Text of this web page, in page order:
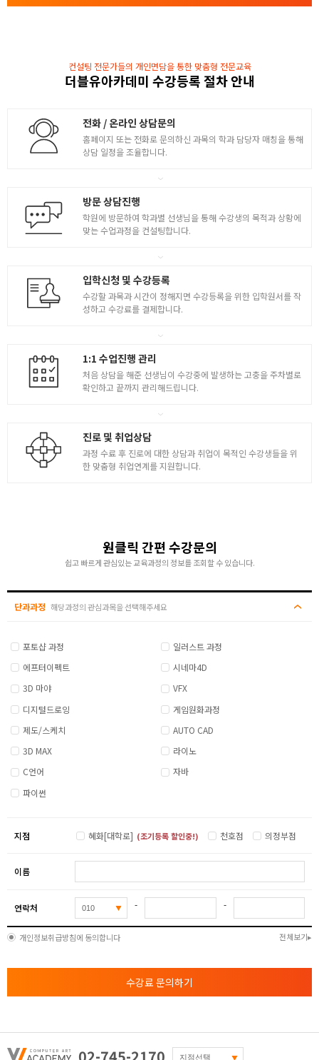
- 명화 연구, 색체 연구
[ 색채 시각적 규칙성 ]
- 캐릭터의 메인컬러 서브컬러 포인트컬러
( LOL 오버워치 애니컬러연구 )
[ 캐릭터의 메인컬러 서브컬러 포인트컬러 ]
- 반실사 실사장르의 컨셉의 컬러 연구
4
게임캐릭터 창작 1
- 누드바디 커스터마이징
- 창작을 위한 마인드맵 자료수집 레퍼런스의 과정
[ 컨셉캐릭터란? ]
- 직업과 역할의 정보가 담겨있는 컨셉아트
[ 창작의필수요건 ]
- 정보와 자료 수집
- 직업과 역할의 정보가 담겨있는 컨셉아트
- 러프 썸네일 진행 아이디어스케치
- 게임캐릭터 창작 ( 게임캐릭터의 세계관부여 )
- 각 게임사별 캐릭터 스타일의 연구 및 반영
게임캐릭터 창작 2
- 게임캐릭터의 아이템
- 의상 스케치 선정리 레이어정리 기본 명암흐름 세팅
- 러프 베리에이션 / 게임캐릭터 설계도 만들기
- 캐릭터 디자인 디퓨즈컬러링
( 베리에이션 이후 2개 이상의 컨셉 스케치 제작 )
( 정면 / 정측면 / 측면 / 뒷면 )
- 실루엣 드로잉으로 현재 캐릭터의 존재감 체크
- 바디 의상 분리 후 작업 진행
- 의상컬러링 디테일 전체적인 완성을 위한 작업
- 창작캐릭터 완성 및 이펙트와 림라이트 점검
( 학생의 개개인별 상황에 따라 바뀔 수 있음 )
컨설팅 전문가들의 개인면담을 통한 맞춤형 전문교육
더블유아카데미 수강등록 절차 안내
전화 / 온라인 상담문의
홈페이지 또는 전화로 문의하신 과목의 학과 담당자 매칭을 통해
상담 일정을 조율합니다.
방문 상담진행
학원에 방문하여 학과별 선생님을 통해 수강생의 목적과 상황에
맞는 수업과정을 컨설팅합니다.
입학신청 및 수강등록
수강할 과목과 시간이 정해지면 수강등록을 위한 입학원서를 작
성하고 수강료를 결제합니다.
1:1 수업진행 관리
처음 상담을 해준 선생님이 수강중에 발생하는 고충을 주차별로
확인하고 끝까지 관리해드립니다.
진로 및 취업상담
과정 수료 후 진로에 대한 상담과 취업이 목적인 수강생들을 위
한 맞춤형 취업연계를 지원합니다.
원클릭 간편 수강문의
쉽고 빠르게 관심있는 교육과정의 정보를 조회할 수 있습니다.
단과과정 해당과정의 관심과목을 선택해주세요
포토샵 과정
일러스트 과정
에프터이펙트
시네마4D
3D 마야
VFX
디지털드로잉
게임원화과정
제도/스케치
AUTO CAD
3D MAX
라이노
C언어
자바
파이썬
지점 혜화[대학로] (조기등록 할인중!) 천호점 의정부점
이름
연락처 - -
개인정보취급방침에 동의합니다 전체보기
수강료 문의하기